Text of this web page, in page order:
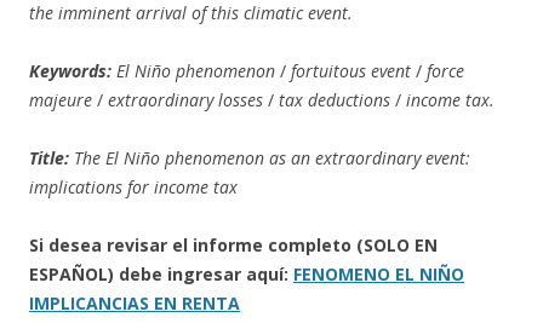
the imminent arrival of this climatic event.
Keywords: El Niño phenomenon / fortuitous event / force
majeure / extraordinary losses / tax deductions / income tax.
Title: The El Niño phenomenon as an extraordinary event:
implications for income tax
Si desea revisar el informe completo (SOLO EN
ESPAÑOL) debe ingresar aquí: FENOMENO EL NIÑO
IMPLICANCIAS EN RENTA